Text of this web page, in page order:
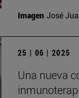
Imagen José
25 | 06 | 2025
Una nueva